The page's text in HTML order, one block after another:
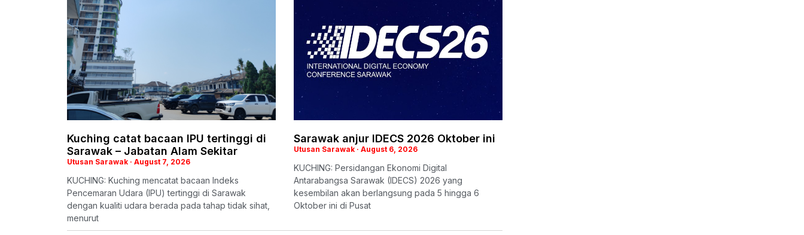
Kuching catat bacaan IPU tertinggi di
Sarawak – Jabatan Alam Sekitar
Utusan Sarawak August 7, 2026
KUCHING: Kuching mencatat bacaan Indeks
Pencemaran Udara (IPU) tertinggi di Sarawak
dengan kualiti udara berada pada tahap tidak sihat,
menurut
Sarawak anjur IDECS 2026 Oktober ini
Utusan Sarawak August 6, 2026
KUCHING: Persidangan Ekonomi Digital
Antarabangsa Sarawak (IDECS) 2026 yang
kesembilan akan berlangsung pada 5 hingga 6
Oktober ini di Pusat